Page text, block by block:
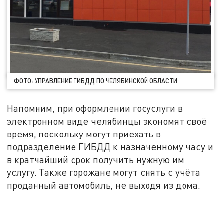
ФОТО: УПРАВЛЕНИЕ ГИБДД ПО ЧЕЛЯБИНСКОЙ ОБЛАСТИ
Напомним, при оформлении госуслуги в
электронном виде челябинцы экономят своё
время, поскольку могут приехать в
подразделение ГИБДД к назначенному часу и
в кратчайший срок получить нужную им
услугу. Также горожане могут снять с учёта
проданный автомобиль, не выходя из дома.